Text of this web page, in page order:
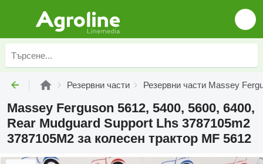
Резервни части Резервни части Massey
Massey Ferguson 5612, 5400, 5600, 6400,
Rear Mudguard Support Lhs 3787105m2
3787105M2 за колесен трактор MF 5612